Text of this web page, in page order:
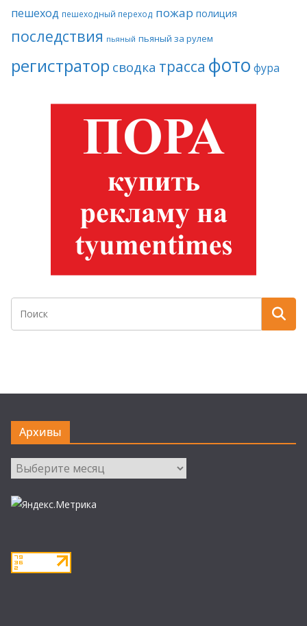
пешеход пешеходный переход пожар полиция
последствия пьяный пьяный за рулем
регистратор сводка трасса фото фура
Архивы
Архивы